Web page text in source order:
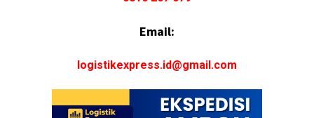
Email:
logistikexpress.id@gmail.com